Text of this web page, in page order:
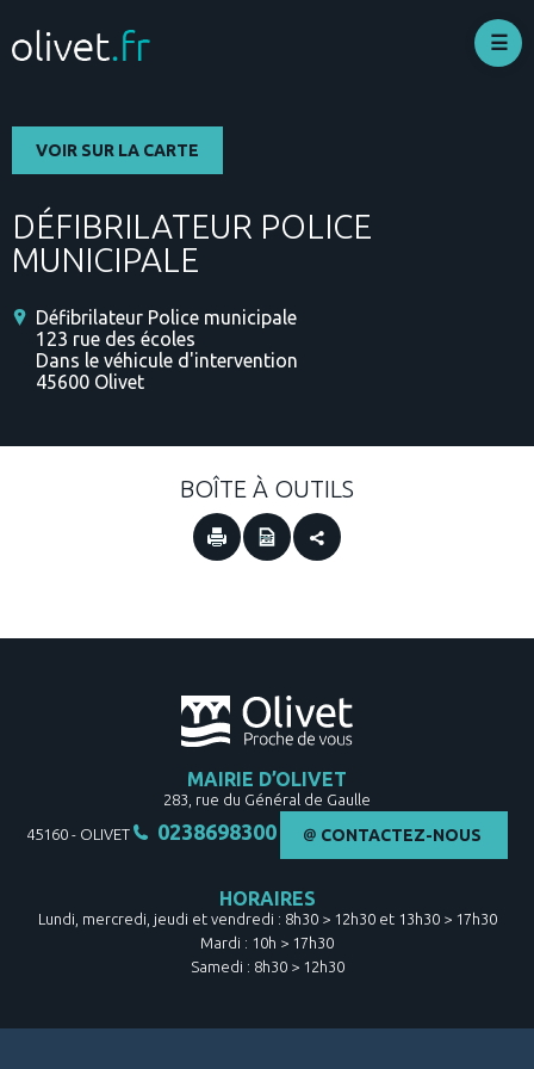
contenu
principal
VOIR SUR LA CARTE
DÉFIBRILATEUR POLICE
MUNICIPALE
Défibrilateur Police municipale
123 rue des écoles
Dans le véhicule d'intervention
45600 Olivet
BOÎTE À OUTILS
MAIRIE D’OLIVET
283, rue du Général de Gaulle
45160 - OLIVET 0238698300 CONTACTEZ-NOUS
HORAIRES
Lundi, mercredi, jeudi et vendredi : 8h30 > 12h30 et 13h30 > 17h30
Mardi : 10h > 17h30
Samedi : 8h30 > 12h30